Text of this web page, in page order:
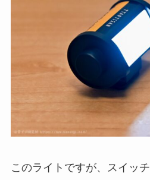
このライトですが、スイッ